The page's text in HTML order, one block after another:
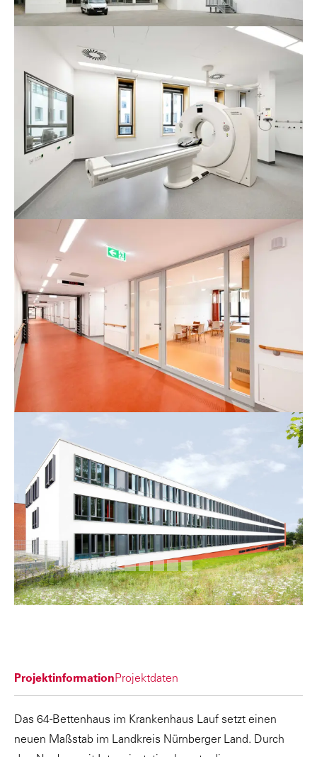
ProjektinformationProjektdaten
Das 64-Bettenhaus im Krankenhaus Lauf setzt einen
neuen Maßstab im Landkreis Nürnberger Land. Durch